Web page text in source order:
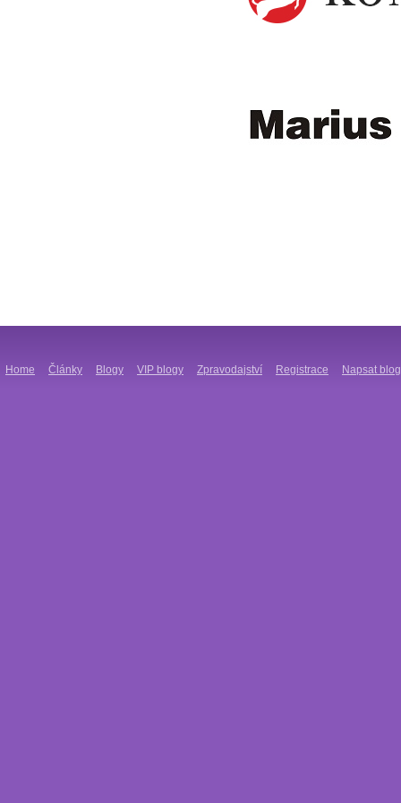
Home Články Blogy VIP blogy Zpravodajství Registrace Napsat blog